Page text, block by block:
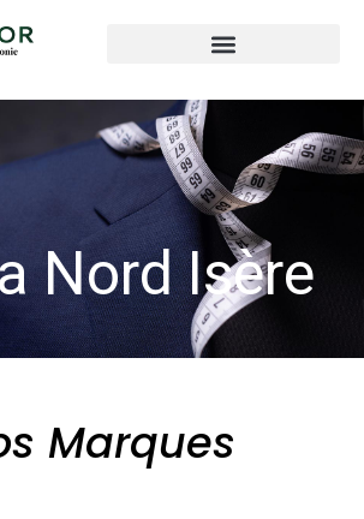
Nord Isère
Marques